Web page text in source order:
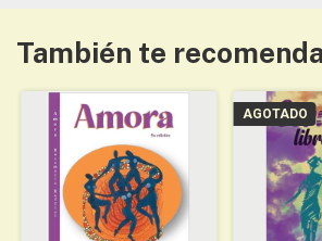
También te
AGOTADO